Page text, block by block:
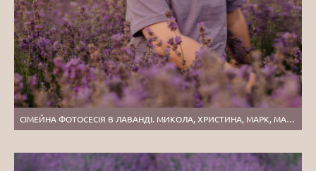
СІМЕЙНА ФОТОСЕСІЯ В ЛАВАНДІ. МИКОЛА, ХРИСТИНА, МАРК, МАКАР, МЕЛАНІЯ.